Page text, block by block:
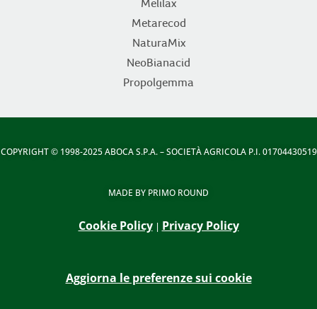
Melilax
Metarecod
NaturaMix
NeoBianacid
Propolgemma
COPYRIGHT© 1998-2025 ABOCA S.P.A. – SOCIETÀ AGRICOLA P.I. 01704430519
MADE BY PRIMO ROUND
Cookie Policy| Privacy Policy
Aggiorna le preferenze sui cookie